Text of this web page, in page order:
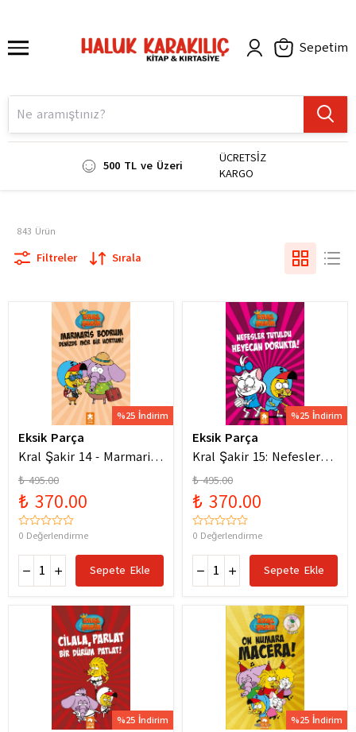
Sepetim
500 TL ve Üzeri
ÜCRETSİZ
KARGO
843 Ürün
Filtreler Sırala
%25 İndirim
Eksik Parça
Kral Şakir 14 - Marmaris
Bodrum Denizde Mor Bir
Hortum
₺ 495.00
₺ 370.00
0 Değerlendirme
Sepete Ekle
%25 İndirim
Eksik Parça
Kral Şakir 15: Nefesler
Tutuldu Heyecan Dorukta
₺ 495.00
₺ 370.00
0 Değerlendirme
Sepete Ekle
%25 İndirim %25 İndirim